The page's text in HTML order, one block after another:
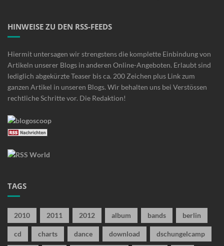
HINWEISE ZU DEN RSS-FEEDS
Hiermit untersagen wir strengstens die komplette Einbindung von
Artikeln unserer Blogs in anderen Online-Angeboten. Erlaubt sind
lediglich abgekürzte Teaser bis ca. 200 Zeichen plus Link zum
ganzen Artikel in unseren Blogs. Wir behalten uns bei Verstössen
rechtliche Schritte vor. Die Redaktion!
TAGS
2010 2011 2012 album bands berlin
cd charts dance download dschungelcamp